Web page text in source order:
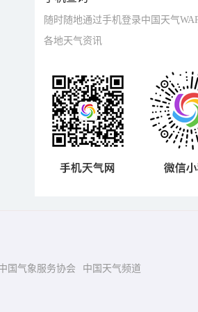
随时随地通过手机登录中国天气
各地天气资讯
国气象服务协会 中国天气频道